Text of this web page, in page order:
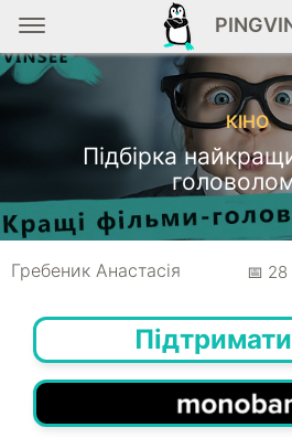
КІНО
Підбірка
Гребеник Анастасія 📅